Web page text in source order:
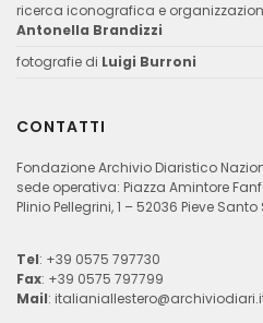
ricerca iconografica e
Antonella Brandizzi
fotografie di Luigi Burroni
CONTATTI
Fondazione Archivio Diaristico
sede operativa: Piazza Amintore
Plinio Pellegrini, 1 – 52036 Pieve
Tel: +39 0575 797730
Fax: +39 0575 797799
Mail: